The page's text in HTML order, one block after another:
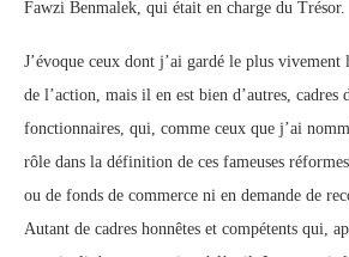
Fawzi Benmalek, qui était en charge du Trésor.
J’évoque ceux dont j’ai gardé le plus vivement
de l’action, mais il en est bien d’autres, cadres
fonctionnaires, qui, comme ceux que j’ai
rôle dans la définition de ces fameuses
ou de fonds de commerce ni en demande de
Autant de cadres honnêtes et compétents qui,